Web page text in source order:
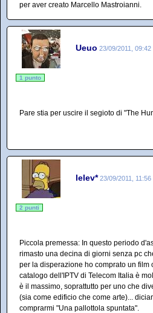
per aver creato Marcello Mastroianni.
Ueuo 23/09/2011, 09:42
1 punto
Pare stia per uscire il segioto di "The
lelev* 23/09/2011, 11:56
2 punti
Piccola premessa: In questo periodo
rimasto una decina di giorni senza pc
per la disperazione ho comprato un film
catalogo dell'IPTV di Telecom Italia è
è il massimo, soprattutto per uno che
(sia come edificio che come arte)...
comprarmi "Una pallottola spuntata".